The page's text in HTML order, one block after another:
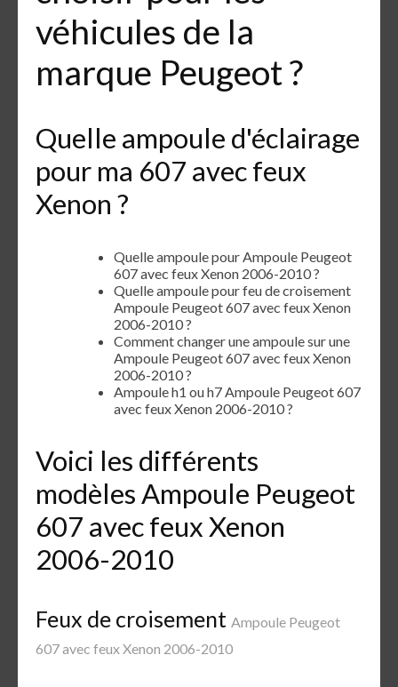
véhicules de la
marque Peugeot ?
Quelle ampoule d'éclairage
pour ma 607 avec feux
Xenon ?
Quelle ampoule pour Ampoule Peugeot
607 avec feux Xenon 2006-2010 ?
Quelle ampoule pour feu de croisement
Ampoule Peugeot 607 avec feux Xenon
2006-2010 ?
Comment changer une ampoule sur une
Ampoule Peugeot 607 avec feux Xenon
2006-2010 ?
Ampoule h1 ou h7 Ampoule Peugeot 607
avec feux Xenon 2006-2010 ?
Voici les différents
modèles Ampoule Peugeot
607 avec feux Xenon
2006-2010
Feux de croisement Ampoule Peugeot
607 avec feux Xenon 2006-2010